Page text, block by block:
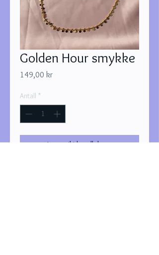
Golden Hour smykke
149,00 krPris
Antall *
Legg til i handlekurv